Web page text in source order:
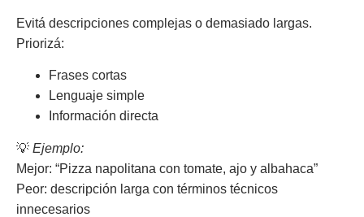
Evitá descripciones complejas o demasiado largas.
Priorizá:
Frases cortas
Lenguaje simple
Información directa
💡 Ejemplo:
Mejor: “Pizza napolitana con tomate, ajo y albahaca”
Peor: descripción larga con términos técnicos
innecesarios